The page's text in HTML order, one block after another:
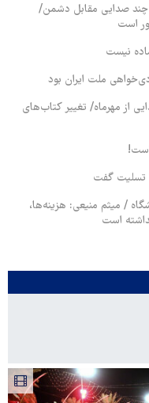
چند صدایی مقابل دشمن/
است
نیست
ملت ایران بود
از مهرماه/ تغییر کتاب‌های
تسلیت گفت
/ میثم منیعی: هزینه‌ها،
است